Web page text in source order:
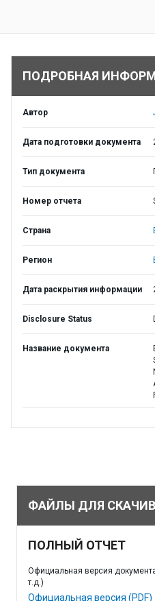
ПОДРОБНАЯ
Автор
Дата подготовки документа
Тип документа
Номер отчета
Страна
Регион
Дата раскрытия информации
Disclosure Status
Название документа
ФАЙЛЫ ДЛЯ
ПОЛНЫЙ ОТЧЕТ
Официальная версия
т.д.)
Официальная версия (PDF)